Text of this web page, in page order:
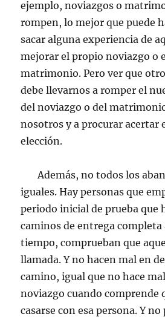
ejemplo, noviazgos o
rompen, lo mejor que puede
sacar alguna experiencia de
mejorar el propio noviazgo o
matrimonio. Pero ver que
debe llevarnos a romper el
del noviazgo o del
nosotros y a procurar acertar
elección.
Además, no todos los
iguales. Hay personas que
periodo inicial de prueba que
caminos de entrega completa
tiempo, comprueban que
llamada. Y no hacen mal en
camino, igual que no hace
noviazgo cuando comprende
casarse con esa persona. Y